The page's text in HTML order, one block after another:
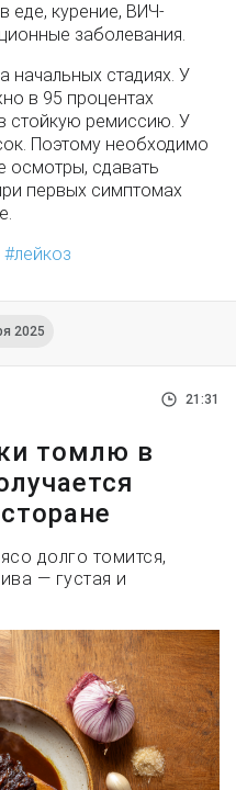
еде, курение, ВИЧ-
заболевания.
начальных стадиях. У
в 95 процентах
стойкую ремиссию. У
Поэтому необходимо
осмотры, сдавать
первых симптомах
лейкоз
2025
21:31
томлю в
долго томится,
— густая и